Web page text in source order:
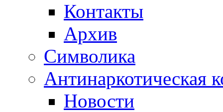
Контакты
Архив
Символика
Антинаркотическая
Новости